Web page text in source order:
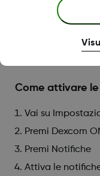
Le notifiche
alle notifiche di
Come attivare
Vai su
Premi Dexcom
Premi Notifiche
Attiva le